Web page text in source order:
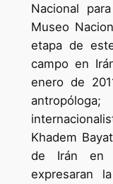
Nacional
Museo
etapa de
campo en
enero de
Khadem
de Irán en
expresaran